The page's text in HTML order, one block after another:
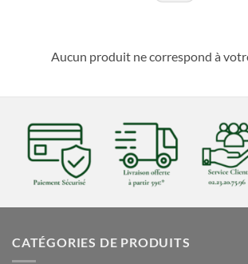
Aucun produit ne correspond à
CATÉGORIES DE PRODUITS